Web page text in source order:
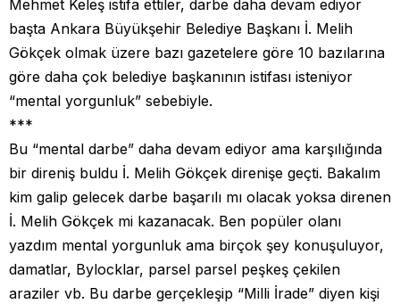
Mehmet Keleş istifa ettiler, darbe daha devam ediyor
başta Ankara Büyükşehir Belediye Başkanı İ. Melih
Gökçek olmak üzere bazı gazetelere göre 10 bazılarına
göre daha çok belediye başkanının istifası isteniyor
“mental yorgunluk” sebebiyle.
***
Bu “mental darbe” daha devam ediyor ama karşılığında
bir direniş buldu İ. Melih Gökçek direnişe geçti. Bakalım
kim galip gelecek darbe başarılı mı olacak yoksa direnen
İ. Melih Gökçek mi kazanacak. Ben popüler olanı
yazdım mental yorgunluk ama birçok şey konuşuluyor,
damatlar, Bylocklar, parsel parsel peşkeş çekilen
araziler vb. Bu darbe gerçekleşip “Milli İrade” diyen kişi